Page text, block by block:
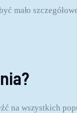
mało
na wszystkich